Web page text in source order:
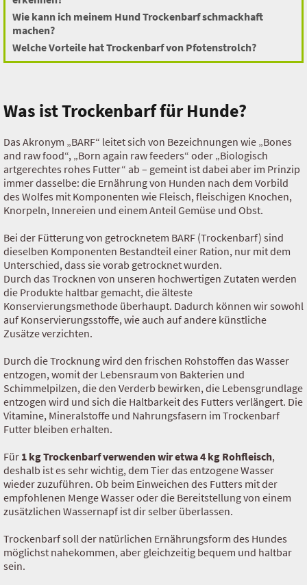
Wie kann ich meinem Hund Trockenbarf schmackhaft
machen?
Welche Vorteile hat Trockenbarf von Pfotenstrolch?
Was ist Trockenbarf für Hunde?
Das Akronym „BARF“ leitet sich von Bezeichnungen wie „Bones
and raw food“, „Born again raw feeders“ oder „Biologisch
artgerechtes rohes Futter“ ab – gemeint ist dabei aber im Prinzip
immer dasselbe: die Ernährung von Hunden nach dem Vorbild
des Wolfes mit Komponenten wie Fleisch, fleischigen Knochen,
Knorpeln, Innereien und einem Anteil Gemüse und Obst.
Bei der Fütterung von getrocknetem BARF (Trockenbarf) sind
dieselben Komponenten Bestandteil einer Ration, nur mit dem
Unterschied, dass sie vorab getrocknet wurden.
Durch das Trocknen von unseren hochwertigen Zutaten werden
die Produkte haltbar gemacht, die älteste
Konservierungsmethode überhaupt. Dadurch können wir sowohl
auf Konservierungsstoffe, wie auch auf andere künstliche
Zusätze verzichten.
Durch die Trocknung wird den frischen Rohstoffen das Wasser
entzogen, womit der Lebensraum von Bakterien und
Schimmelpilzen, die den Verderb bewirken, die Lebensgrundlage
entzogen wird und sich die Haltbarkeit des Futters verlängert. Die
Vitamine, Mineralstoffe und Nahrungsfasern im Trockenbarf
Futter bleiben erhalten.
Für 1 kg Trockenbarf verwenden wir etwa 4 kg Rohfleisch,
deshalb ist es sehr wichtig, dem Tier das entzogene Wasser
wieder zuzuführen. Ob beim Einweichen des Futters mit der
empfohlenen Menge Wasser oder die Bereitstellung von einem
zusätzlichen Wassernapf ist dir selber überlassen.
Trockenbarf soll der natürlichen Ernährungsform des Hundes
möglichst nahekommen, aber gleichzeitig bequem und haltbar
sein.